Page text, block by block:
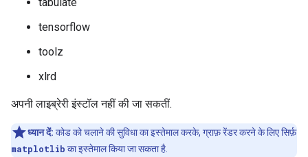
tabulate
tensorflow
toolz
xlrd
अपनी लाइब्रेरी इंस्टॉल नहीं की जा सकतीं.
ध्यान दें: कोड को चलाने की सुविधा का इस्तेमाल करके, ग्राफ़ रेंडर करने के लिए सिर्फ़
matplotlib का इस्तेमाल किया जा सकता है.